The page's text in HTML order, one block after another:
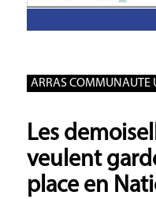
ARRAS COMMUNAUTE
Les
veulent
place en